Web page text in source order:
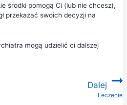
środki pomogą Ci (lub nie chcesz),
przekazać swoich decyzji na
mogą udzielić ci dalszej
Dalej
Leczenie